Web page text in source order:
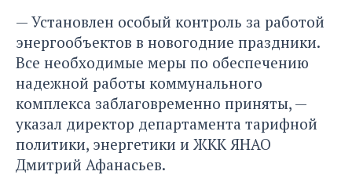
— Установлен особый контроль за работой
энергообъектов в новогодние праздники.
Все необходимые меры по обеспечению
надежной работы коммунального
комплекса заблаговременно приняты, —
указал директор департамента тарифной
политики, энергетики и ЖКК ЯНАО
Дмитрий Афанасьев.